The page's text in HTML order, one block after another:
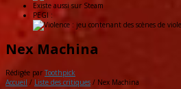
Existe aussi sur Steam
PEGI :
Nex Machina
Rédigée par Toothpick
Accueil / Liste des critiques / Nex Machina